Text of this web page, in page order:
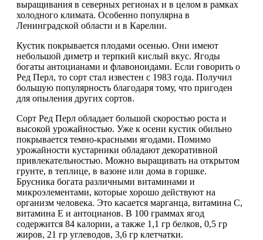
выращивания в северных регионах и в целом в рамках
холодного климата. Особенно популярна в
Ленинградской области и в Карелии.
Кустик покрывается плодами осенью. Они имеют
небольшой диметр и терпкий кислый вкус. Ягоды
богаты антоцианами и флавоноидами. Если говорить о
Ред Перл, то сорт стал известен с 1983 года. Получил
большую популярность благодаря тому, что пригоден
для опыления других сортов.
Сорт Ред Перл обладает большой скоростью роста и
высокой урожайностью. Уже к осени кустик обильно
покрывается темно-красными ягодами. Помимо
урожайности кустарники обладают декоративной
привлекательностью. Можно выращивать на открытом
грунте, в теплице, в вазоне или дома в горшке.
Брусника богата различными витаминами и
микроэлементами, которые хорошо действуют на
организм человека. Это касается марганца, витамина С,
витамина Е и антоцианов. В 100 граммах ягод
содержится 84 калории, а также 1,1 гр белков, 0,5 гр
жиров, 21 гр углеводов, 3,6 гр клетчатки.